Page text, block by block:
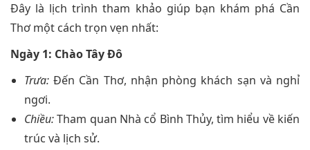
Đây là lịch trình tham khảo giúp bạn khám phá Cần
Thơ một cách trọn vẹn nhất:
Ngày 1: Chào Tây Đô
Trưa: Đến Cần Thơ, nhận phòng khách sạn và nghỉ
ngơi.
Chiều:Tham quan Nhà cổ Bình Thủy, tìm hiểu về kiến
trúc và lịch sử.